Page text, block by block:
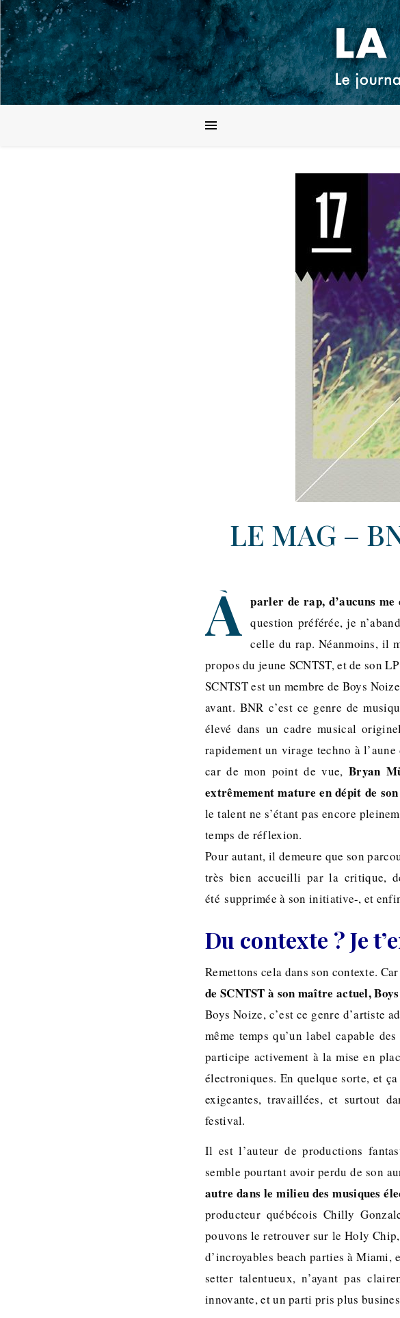
LE MAG –
À parler de rap, d’aucuns
question préférée, je
celle du rap. Néanmoins, il
propos du jeune SCNTST, et de son
SCNTST est un membre de Boys
avant. BNR c’est ce genre de
élevé dans un cadre musical
rapidement un virage techno à
car de mon point de vue,Bryan
extrêmement mature en dépit de
le talent ne s’étant pas encore
temps de réflexion.
Pour autant, il demeure que son
très bien accueilli par la critique,
été supprimée à son initiative-, et
Du contexte ? Je
Remettons cela dans son contexte.
de SCNTST à son maître actuel,
Boys Noize, c’est ce genre d’artiste
même temps qu’un label capable
participe activement à la mise en
électroniques. En quelque sorte, et
exigeantes, travaillées, et surtout
festival.
Il est l’auteur de productions
semble pourtant avoir perdu de son
autre dans le milieu des musiques
producteur québécois Chilly
pouvons le retrouver sur le Holy
d’incroyables beach parties à Miami,
setter talentueux, n’ayant pas
innovante, et un parti pris plus